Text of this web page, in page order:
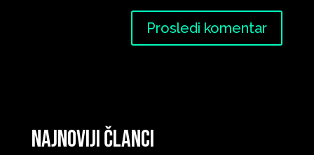
Najnoviji članci